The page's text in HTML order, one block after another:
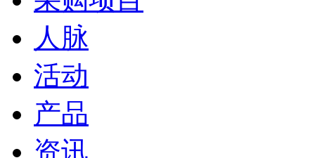
人脉
活动
产品
资讯